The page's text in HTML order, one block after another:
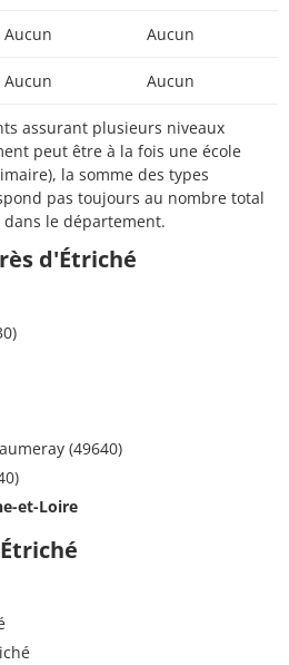
Aucun Aucun
Aucun Aucun
assurant plusieurs niveaux
peut être à la fois une école
la somme des types
pas toujours au nombre total
le département.
d'Étriché
(49640)
et-Loire